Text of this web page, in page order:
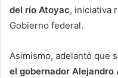
del río Atoyac, iniciativa
Gobierno federal.
Asimismo, adelantó que
el gobernador Alejandro